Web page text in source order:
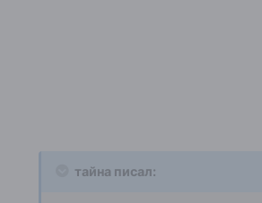
тайна писал: